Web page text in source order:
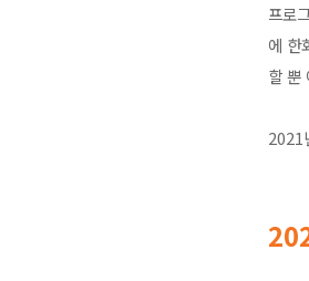
프로
에 한
할 뿐
2021